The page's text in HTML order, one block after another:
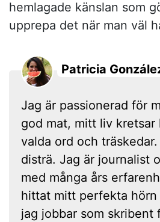
hemlagade känslan som
upprepa det när man väl
Patricia
Jag är passionerad för
god mat, mitt liv kretsar
valda ord och
disträ. Jag är journalist
med många års
hittat mitt perfekta hörn
jag jobbar som skribent